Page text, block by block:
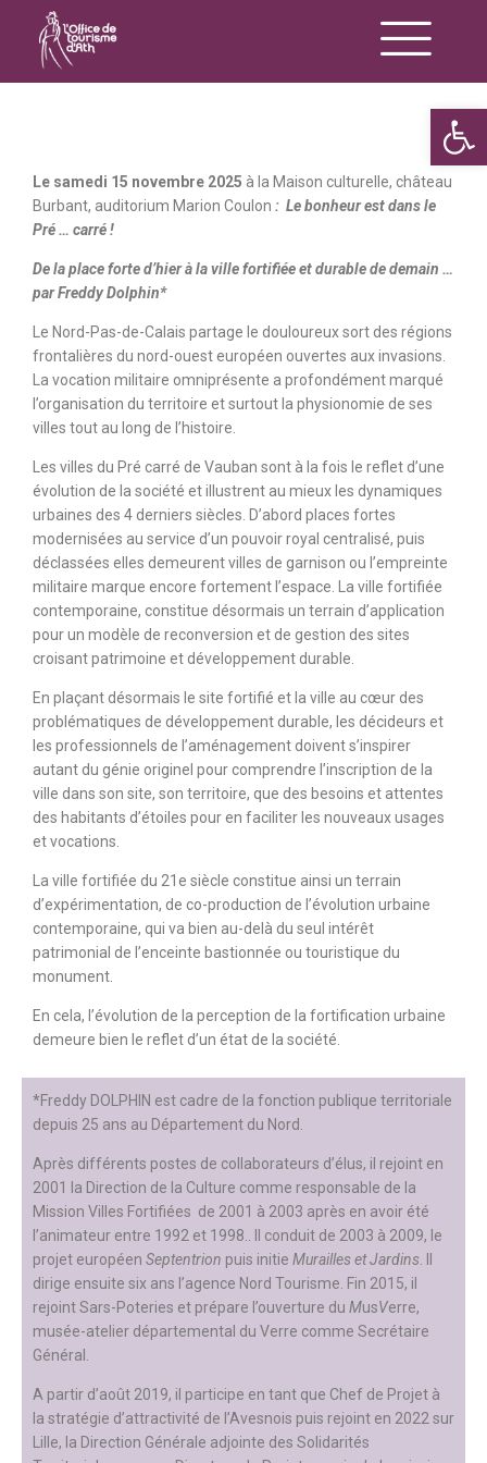
Le samedi 15 novembre 2025 à la Maison culturelle, château
Burbant, auditorium Marion Coulon : Le bonheur est dans le
Pré … carré !
De la place forte d’hier à la ville fortifiée et durable de demain …
par Freddy Dolphin*
Le Nord-Pas-de-Calais partage le douloureux sort des régions
frontalières du nord-ouest européen ouvertes aux invasions.
La vocation militaire omniprésente a profondément marqué
l’organisation du territoire et surtout la physionomie de ses
villes tout au long de l’histoire.
Les villes du Pré carré de Vauban sont à la fois le reflet d’une
évolution de la société et illustrent au mieux les dynamiques
urbaines des 4 derniers siècles. D’abord places fortes
modernisées au service d’un pouvoir royal centralisé, puis
déclassées elles demeurent villes de garnison ou l’empreinte
militaire marque encore fortement l’espace. La ville fortifiée
contemporaine, constitue désormais un terrain d’application
pour un modèle de reconversion et de gestion des sites
croisant patrimoine et développement durable.
En plaçant désormais le site fortifié et la ville au cœur des
problématiques de développement durable, les décideurs et
les professionnels de l’aménagement doivent s’inspirer
autant du génie originel pour comprendre l’inscription de la
ville dans son site, son territoire, que des besoins et attentes
des habitants d’étoiles pour en faciliter les nouveaux usages
et vocations.
La ville fortifiée du 21e siècle constitue ainsi un terrain
d’expérimentation, de co-production de l’évolution urbaine
contemporaine, qui va bien au-delà du seul intérêt
patrimonial de l’enceinte bastionnée ou touristique du
monument.
En cela, l’évolution de la perception de la fortification urbaine
demeure bien le reflet d’un état de la société.
*Freddy DOLPHIN est cadre de la fonction publique territoriale
depuis 25 ans au Département du Nord.
Après différents postes de collaborateurs d’élus, il rejoint en
2001 la Direction de la Culture comme responsable de la
Mission Villes Fortifiées de 2001 à 2003 après en avoir été
l’animateur entre 1992 et 1998.. Il conduit de 2003 à 2009, le
projet européen Septentrion puis initie Murailles et Jardins
dirige ensuite six ans l’agence Nord Tourisme. Fin 2015, il
rejoint Sars-Poteries et prépare l’ouverture du MusVerre,
musée-atelier départemental du Verre comme Secrétaire
Général.
A partir d’août 2019, il participe en tant que Chef de Projet à
la stratégie d’attractivité de l’Avesnois puis rejoint en 2022 sur
Lille, la Direction Générale adjointe des Solidarités